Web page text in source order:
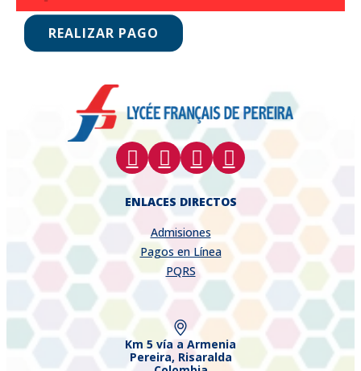
ENLACES DIRECTOS
Admisiones
Pagos en Línea
PQRS
Km 5 vía a Armenia
Pereira, Risaralda
REALIZAR PAGO